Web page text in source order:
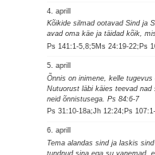
4. aprill
Kõikide silmad ootavad Sind ja
avad oma käe ja täidad kõik,
Ps 141:1-5,8;5Ms 24:19-22;Ps
5. aprill
Õnnis on inimene, kelle
Nutuorust läbi käies teevad
neid õnnistusega. Ps 84:6-7
Ps 31:10-18a;Jh 12:24;Ps
6. aprill
Tema alandas sind ja laskis
tundnud sina ega su vanemad,